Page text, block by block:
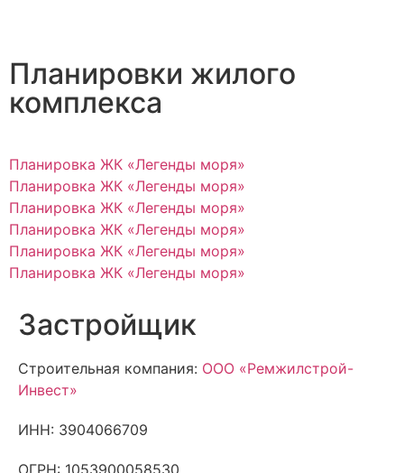
Планировки жилого
комплекса
Планировка ЖК «Легенды моря»
Планировка ЖК «Легенды моря»
Планировка ЖК «Легенды моря»
Планировка ЖК «Легенды моря»
Планировка ЖК «Легенды моря»
Планировка ЖК «Легенды моря»
Застройщик
Строительная компания: ООО «Ремжилстрой-
Инвест»
ИНН: 3904066709